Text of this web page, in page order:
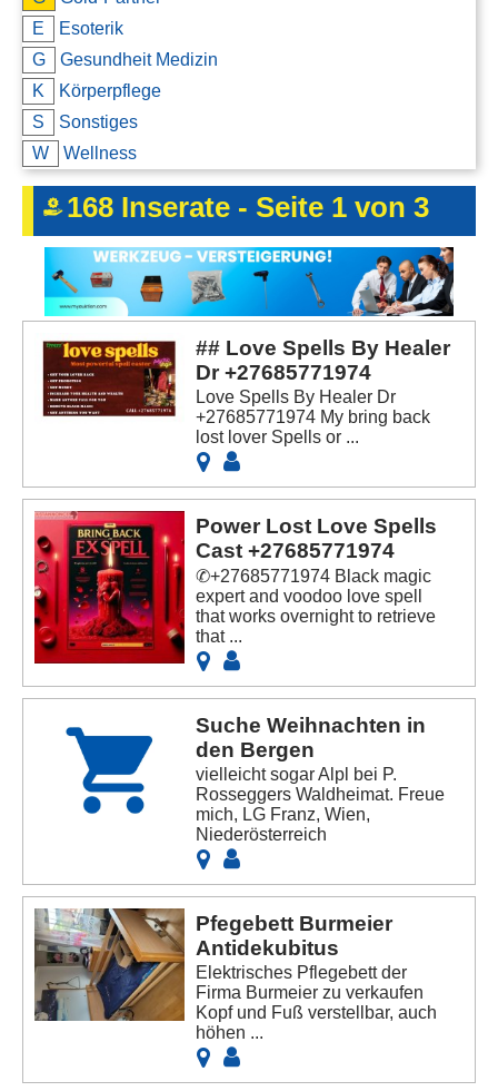
Kontakt
AGB, Nutzungsbedingungen
Impressum
E
Esoterik
G
Gesundheit Medizin
K
Körperpflege
S
Sonstiges
W
Wellness
168 Inserate - Seite 1 von 3
## Love Spells By Healer
Dr +27685771974
Love Spells By Healer Dr
+27685771974 My bring back
lost lover Spells or ...
Power Lost Love Spells
Cast +27685771974
✆+27685771974 Black magic
expert and voodoo love spell
that works overnight to retrieve
that ...
Suche Weihnachten in
den Bergen
vielleicht sogar Alpl bei P.
Rosseggers Waldheimat. Freue
mich, LG Franz, Wien,
Niederösterreich
Pfegebett Burmeier
Antidekubitus
Elektrisches Pflegebett der
Firma Burmeier zu verkaufen
Kopf und Fuß verstellbar, auch
höhen ...